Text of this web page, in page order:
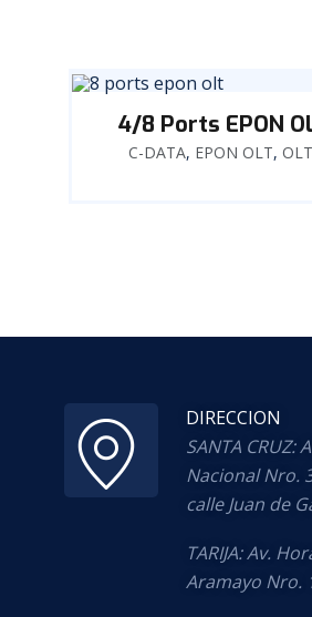
4/8 Ports EPON
C-DATA, EPON OLT,
DIRECCION
SANTA CRUZ:
Nacional Nro.
calle Juan de
TARIJA: Av.
Aramayo Nro.